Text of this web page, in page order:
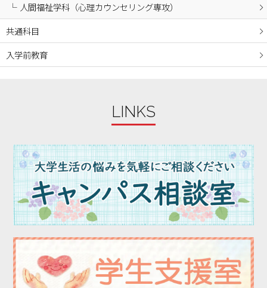
人間福祉学科（心理カウンセリング専攻）
共通科目
入学前教育
LINKS